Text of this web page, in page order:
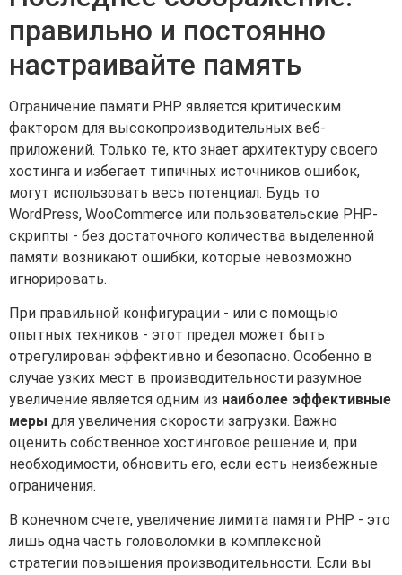
правильно и постоянно
настраивайте память
Ограничение памяти PHP является критическим
фактором для высокопроизводительных веб-
приложений. Только те, кто знает архитектуру своего
хостинга и избегает типичных источников ошибок,
могут использовать весь потенциал. Будь то
WordPress, WooCommerce или пользовательские PHP-
скрипты - без достаточного количества выделенной
памяти возникают ошибки, которые невозможно
игнорировать.
При правильной конфигурации - или с помощью
опытных техников - этот предел может быть
отрегулирован эффективно и безопасно. Особенно в
случае узких мест в производительности разумное
увеличение является одним из наиболее эффективные
меры для увеличения скорости загрузки. Важно
оценить собственное хостинговое решение и, при
необходимости, обновить его, если есть неизбежные
ограничения.
В конечном счете, увеличение лимита памяти PHP - это
лишь одна часть головоломки в комплексной
стратегии повышения производительности. Если вы